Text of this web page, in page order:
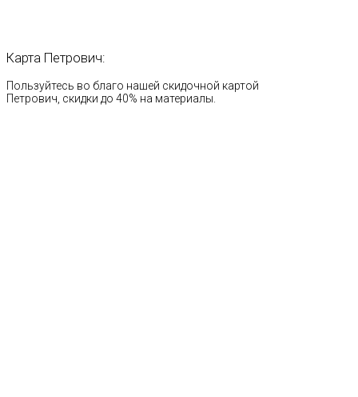
Карта Петрович:
Пользуйтесь во благо нашей скидочной картой
Петрович, скидки до 40% на материалы.